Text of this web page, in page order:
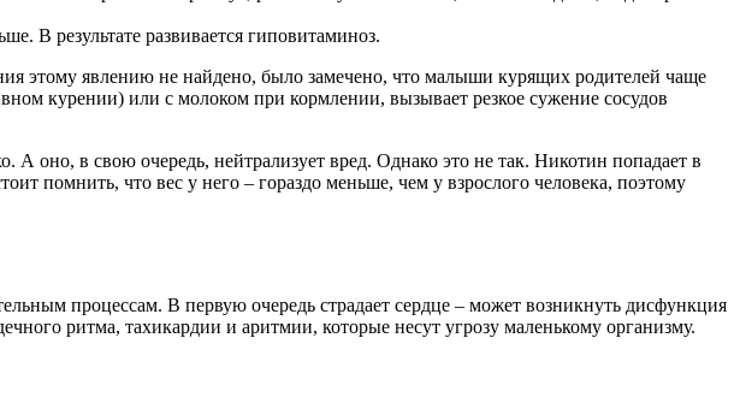
В результате развивается гиповитаминоз.
этому явлению не найдено, было замечено, что малыши курящих родителей чаще
курении) или с молоком при кормлении, вызывает резкое сужение сосудов
оно, в свою очередь, нейтрализует вред. Однако это не так. Никотин попадает в
помнить, что вес у него – гораздо меньше, чем у взрослого человека, поэтому
процессам. В первую очередь страдает сердце – может возникнуть дисфункция
ритма, тахикардии и аритмии, которые несут угрозу маленькому организму.